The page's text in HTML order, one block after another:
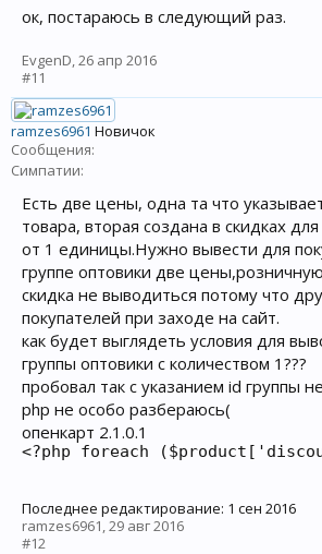
ок, постараюсь в следующий раз.
EvgenD,26 апр 2016
#11
ramzes6961 Новичок
Сообщения:
Симпатии:
Есть две цены, одна та что
товара, вторая создана в скидках
от 1 единицы.Нужно вывести для
группе оптовики две
скидка не выводиться потому что
покупателей при заходе на сайт.
как будет выглядеть условия для
группы оптовики с количеством 1???
пробовал так с указанием id группы
php не особо разбераюсь(
опенкарт 2.1.0.1
<?php foreach
Последнее редактирование: 1 сен 2016
ramzes6961,29 авг 2016
#12